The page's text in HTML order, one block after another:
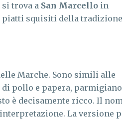
si trova a San Marcello in
piatti squisiti della tradizione
Marche. Sono simili alle
pollo e papera,
è decisamente ricco. Il
La versione